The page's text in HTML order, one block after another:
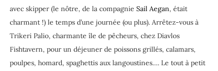
avec skipper (le nôtre, de la compagnie Sail Aegan, était
charmant !) le temps d’une journée (ou plus). Arrêtez-vous à
Trikeri Palio, charmante île de pêcheurs, chez Diavlos
Fishtavern, pour un déjeuner de poissons grillés, calamars,
poulpes, homard, spaghettis aux langoustines…. Le tout à petit